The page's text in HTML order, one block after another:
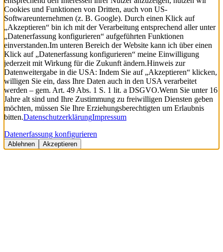
Cookies und Funktionen von Dritten, auch von US-
Softwareunternehmen (z. B. Google). Durch einen Klick auf
„Akzeptieren“ bin ich mit der Verarbeitung entsprechend aller unter
„Datenerfassung konfigurieren“ aufgeführten Funktionen
einverstanden.Im unteren Bereich der Website kann ich über einen
Klick auf „Datenerfassung konfigurieren“ meine Einwilligung
jederzeit mit Wirkung für die Zukunft ändern.Hinweis zur
Datenweitergabe in die USA: Indem Sie auf „Akzeptieren“ klicken,
willigen Sie ein, dass Ihre Daten auch in den USA verarbeitet
werden – gem. Art. 49 Abs. 1 S. 1 lit. a DSGVO.Wenn Sie unter 16
Jahre alt sind und Ihre Zustimmung zu freiwilligen Diensten geben
möchten, müssen Sie Ihre Erziehungsberechtigten um Erlaubnis
bitten.DatenschutzerklärungImpressum
Datenerfassung konfigurieren
Ablehnen Akzeptieren